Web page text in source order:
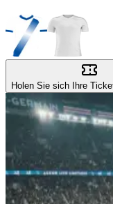
Holen Sie sich Ihre